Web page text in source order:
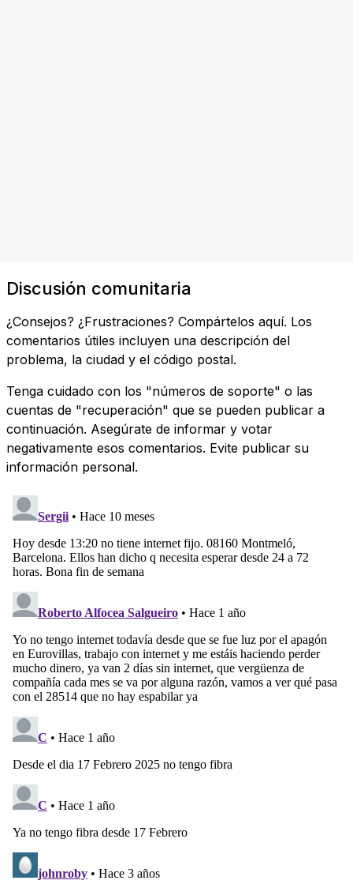
Discusión comunitaria
¿Consejos? ¿Frustraciones? Compártelos aquí. Los
comentarios útiles incluyen una descripción del
problema, la ciudad y el código postal.
Tenga cuidado con los "números de soporte" o las
cuentas de "recuperación" que se pueden publicar a
continuación. Asegúrate de informar y votar
negativamente esos comentarios. Evite publicar su
información personal.